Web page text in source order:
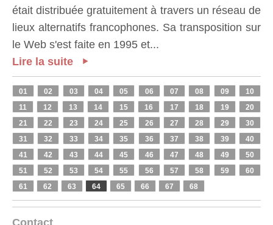
était distribuée gratuitement à travers un réseau de
lieux alternatifs francophones. Sa transposition sur
le Web s'est faite en 1995 et...
Lire la suite
01 02 03 04 05 06 07 08 09
10
11
12 13 14 15 16 17 18 19
20
21
22 23 24 25 26 27 28 29
30
31
32 33 34 35 36 37 38 39
40
41
42 43 44 45 46 47 48 49
50
51
52 53 54 55 56 57 58 59
60
61
62 63 64 65 66 67 68
Contact